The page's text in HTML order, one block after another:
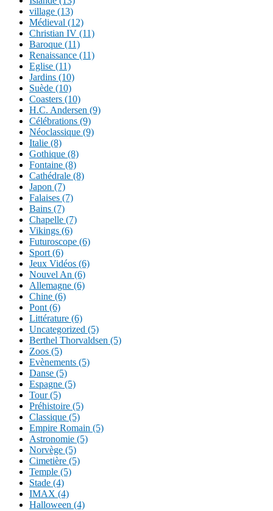
village (13)
Médieval (12)
Christian IV (11)
Baroque (11)
Renaissance (11)
Eglise (11)
Jardins (10)
Suède (10)
Coasters (10)
H.C. Andersen (9)
Célébrations (9)
Néoclassique (9)
Italie (8)
Gothique (8)
Fontaine (8)
Cathédrale (8)
Japon (7)
Falaises (7)
Bains (7)
Chapelle (7)
Vikings (6)
Futuroscope (6)
Sport (6)
Jeux Vidéos (6)
Nouvel An (6)
Allemagne (6)
Chine (6)
Pont (6)
Littérature (6)
Uncategorized (5)
Berthel Thorvaldsen (5)
Zoos (5)
Evènements (5)
Danse (5)
Espagne (5)
Tour (5)
Préhistoire (5)
Classique (5)
Empire Romain (5)
Astronomie (5)
Norvège (5)
Cimetière (5)
Temple (5)
Stade (4)
IMAX (4)
Halloween (4)